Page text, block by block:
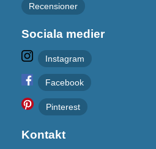
Recensioner
Sociala medier
Instagram
Facebook
Pinterest
Kontakt